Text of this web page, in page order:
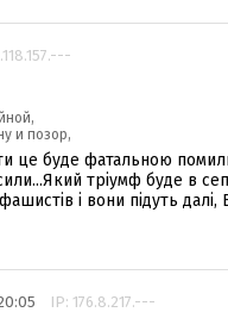
и позор,
це буде фатальною
тріумф буде в
і вони підуть
IP: 176.8.217.---